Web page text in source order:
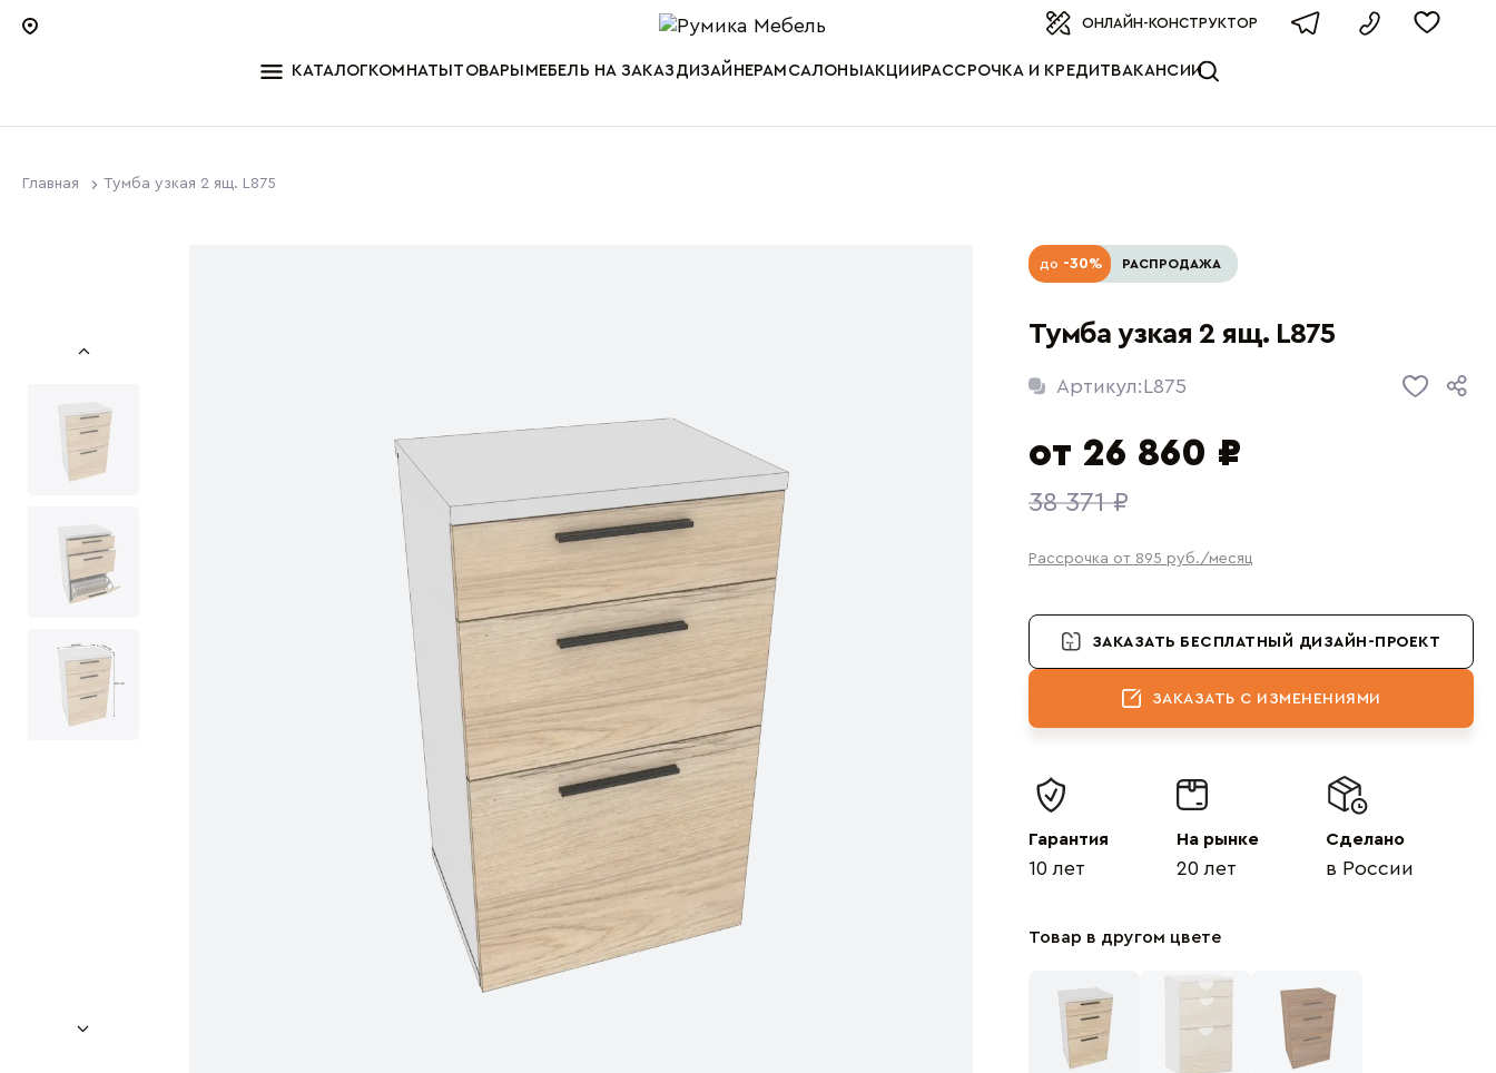
Мебель от производителяОНЛАЙН-КОНСТРУКТОР
КАТАЛОГ КОМНАТЫ ТОВАРЫ МЕБЕЛЬ НА ЗАКАЗ ДИЗАЙНЕРАМ САЛОНЫ АКЦИИ РАССРОЧКА И КРЕДИТ ВАКАНСИИ
Главная Тумба узкая 2 ящ. L875
до -30% РАСПРОДАЖА
Тумба узкая 2 ящ. L875
Артикул:L875
от 26 860 ₽
38 371 ₽
Рассрочка от 895 руб./месяц
ЗАКАЗАТЬ БЕСПЛАТНЫЙ ДИЗАЙН-ПРОЕКТ
ЗАКАЗАТЬ С ИЗМЕНЕНИЯМИ
Гарантия
10 лет
На рынке
20 лет
Сделано
в России
Товар в другом цвете